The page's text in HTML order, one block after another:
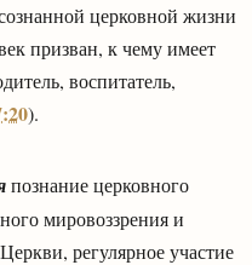
церковной жизни
призван, к чему имеет
воспитатель,
).
познание церковного
мировоззрения и
регулярное участие